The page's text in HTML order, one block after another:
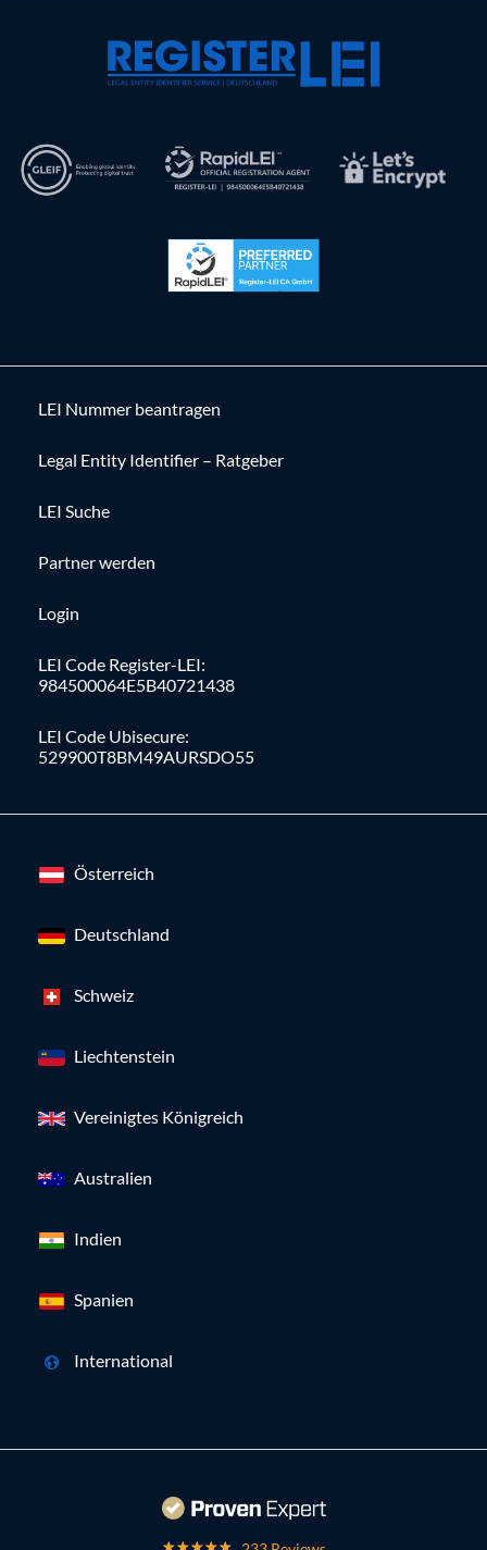
LEI Nummer beantragen
Legal Entity Identifier – Ratgeber
LEI Suche
Partner werden
Login
LEI Code Register-LEI:
984500064E5B40721438
LEI Code Ubisecure:
529900T8BM49AURSDO55
Österreich
Deutschland
Schweiz
Liechtenstein
Vereinigtes Königreich
Australien
Indien
Spanien
International